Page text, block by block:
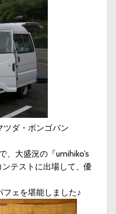
ツダ・ボンゴバン
、大盛況の『umihiko’s
テストに出場して、優
ェを堪能しました♪